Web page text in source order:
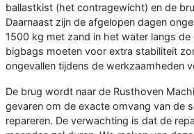
ballastkist (het contragewicht) en de
Daarnaast zijn de afgelopen dagen
1500 kg met zand in het water langs
bigbags moeten voor extra stabiliteit
ongevallen tijdens de werkzaamheden
De brug wordt naar de Rusthoven
gevaren om de exacte omvang van de
repareren. De verwachting is dat de